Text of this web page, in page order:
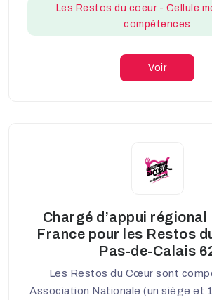
Les Restos du coeur - Cellule
compétences
Voir
Chargé d’appui régional
France pour les Restos
Pas-de-Calais
Les Restos du Cœur sont
Association Nationale (un siège et